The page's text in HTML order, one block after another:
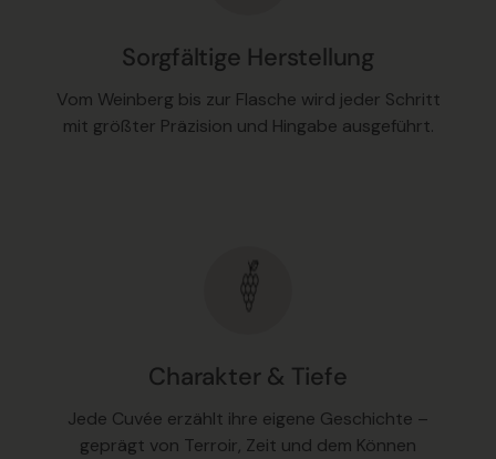
Sorgfältige Herstellung
Vom Weinberg bis zur Flasche wird jeder Schritt
mit größter Präzision und Hingabe ausgeführt.
Charakter & Tiefe
Jede Cuvée erzählt ihre eigene Geschichte –
geprägt von Terroir, Zeit und dem Können